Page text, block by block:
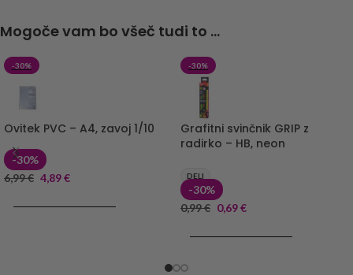
Mogoče vam bo všeč tudi to ...
-30%
Ovitek PVC – A4, zavoj 1/10
-30%
6,99€ 4,89€
-30%
Grafitni svinčnik GRIP z
radirko – HB, neon
DELI
-30%
0,99€ 0,69€